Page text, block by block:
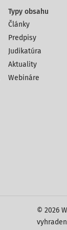
Typy obsahu
Články
Predpisy
Judikatúra
Aktuality
Webináre
© 2026